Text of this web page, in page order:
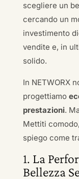
scegliere un
cercando un
investimento
vendite e, in
solido.
In NETWORX
progettiamo
prestazioni.
Mettiti
spiego come
1. La
Bellezza